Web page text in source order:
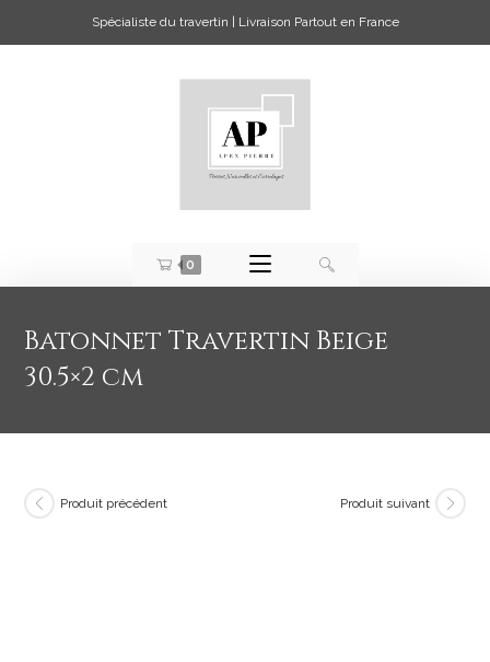
Spécialiste du travertin | Livraison Partout en France
0
Batonnet Travertin Beige
30.5×2 cm
Produit précédent Produit suivant